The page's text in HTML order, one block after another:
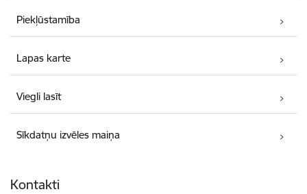
Piekļūstamība
Lapas karte
Viegli lasīt
Sīkdatņu izvēles maiņa
Kontakti